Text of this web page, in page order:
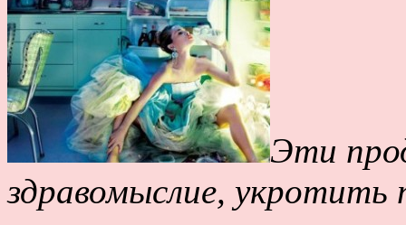
Эти
здравомыслие, укротить